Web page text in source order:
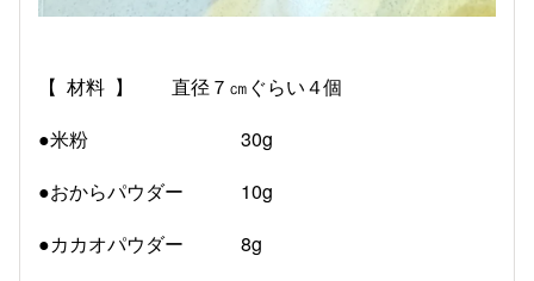
【 材料 】 直径７㎝ぐらい４個
●米粉 30g
●おからパウダー 10g
●カカオパウダー 8g